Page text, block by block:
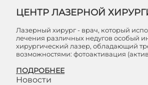
ЦЕНТР ЛАЗЕРНОЙ
Лазерный хирург - врач, который
лечения различных недугов особый
хирургический лазер, обладающий
возможностями: фотоактивация
ПОДРОБНЕЕ
Новости